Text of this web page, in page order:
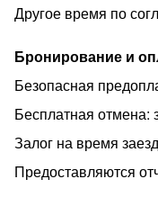
Другое время по
Бронирование и
Безопасная
Бесплатная отмена:
Залог на время
Предоставляются